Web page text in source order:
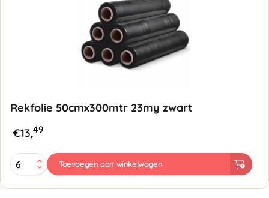
Rekfolie 50cmx300mtr 23my zwart
€13,49
Rekfolie
50cmx300mtr
Toevoegen aan winkelwagen